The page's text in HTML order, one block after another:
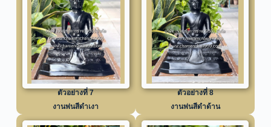
ตัวอย่างที่ 7
งานพ่นสีดำเงา
ตัวอย่างที่ 8
งานพ่นสีดำด้าน